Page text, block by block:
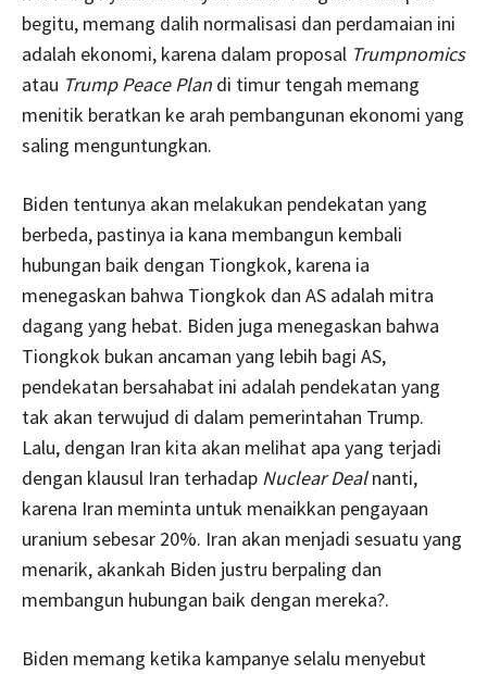
begitu, memang dalih normalisasi dan perdamaian ini
adalah ekonomi, karena dalam proposal Trumpnomics
atau Trump Peace Plan di timur tengah memang
menitik beratkan ke arah pembangunan ekonomi yang
saling menguntungkan.
Biden tentunya akan melakukan pendekatan yang
berbeda, pastinya ia kana membangun kembali
hubungan baik dengan Tiongkok, karena ia
menegaskan bahwa Tiongkok dan AS adalah mitra
dagang yang hebat. Biden juga menegaskan bahwa
Tiongkok bukan ancaman yang lebih bagi AS,
pendekatan bersahabat ini adalah pendekatan yang
tak akan terwujud di dalam pemerintahan Trump.
Lalu, dengan Iran kita akan melihat apa yang terjadi
dengan klausul Iran terhadap Nuclear Dealnanti,
karena Iran meminta untuk menaikkan pengayaan
uranium sebesar 20%. Iran akan menjadi sesuatu yang
menarik, akankah Biden justru berpaling dan
membangun hubungan baik dengan mereka?.
Biden memang ketika kampanye selalu menyebut